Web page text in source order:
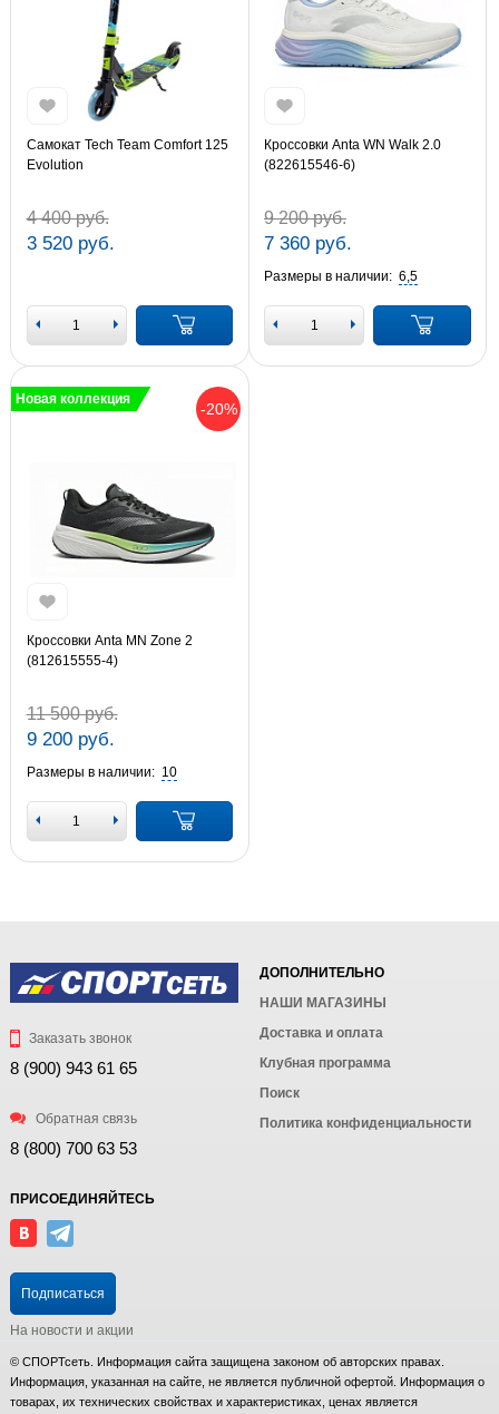
Самокат Tech Team Comfort 125
Evolution
4 400 руб.
3 520 руб.
Кроссовки Anta WN Walk 2.0
(822615546-6)
9 200 руб.
7 360 руб.
Размеры в наличии: 6,5
-20%
Новая коллекция
Кроссовки Anta MN Zone 2
(812615555-4)
11 500 руб.
9 200 руб.
Размеры в наличии: 10
Заказать звонок
8 (900) 943 61 65
Обратная связь
8 (800) 700 63 53
ДОПОЛНИТЕЛЬНО
НАШИ МАГАЗИНЫ
Доставка и оплата
Клубная программа
Поиск
Политика конфиденциальности
ПРИСОЕДИНЯЙТЕСЬ
Подписаться
На новости и акции
© СПОРТсеть. Информация сайта защищена законом об авторских правах.
Информация, указанная на сайте, не является публичной офертой. Информация о
товарах, их технических свойствах и характеристиках, ценах является